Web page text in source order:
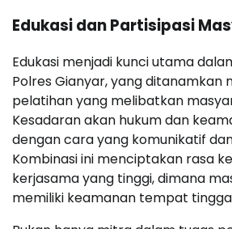
Edukasi dan Partisipasi
Edukasi menjadi kunci utama
Polres Gianyar, yang ditanamkan
pelatihan yang melibatkan
Kesadaran akan hukum dan
dengan cara yang komunikatif
Kombinasi ini menciptakan rasa
kerjasama yang tinggi, dimana
memiliki keamanan tempat